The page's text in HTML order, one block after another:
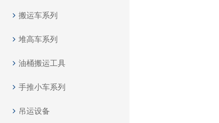
搬运车系列
堆高车系列
油桶搬运工具
手推小车系列
吊运设备